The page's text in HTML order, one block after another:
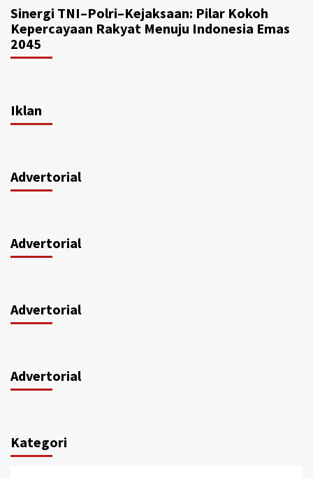
Sinergi TNI–Polri–Kejaksaan: Pilar Kokoh
Kepercayaan Rakyat Menuju Indonesia Emas
2045
Iklan
Advertorial
Advertorial
Advertorial
Advertorial
Kategori